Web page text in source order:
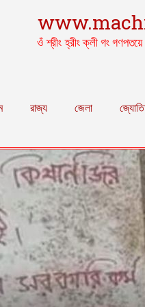
ওঁ শ্রীং হ্রীং ক্লী গং গণপতয়ে
রাজ্য জেলা